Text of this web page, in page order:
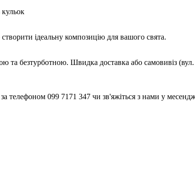
ідеальну композицію для вашого свята.
та безтурботною. Швидка доставка або самовивіз
телефоном 099 7171 347 чи зв'яжіться з нами у